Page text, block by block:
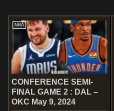
NBA
CONFERENCE SEMI-
FINAL GAME 2 : DAL –
OKC May 9, 2024